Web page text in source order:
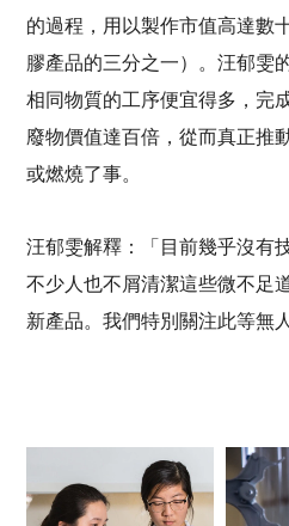
的過程，用以製作市值高達數
膠產品的三分之一）。汪郁雯
相同物質的工序便宜得多，完
廢物價值達百倍，從而真正推
或燃燒了事。
汪郁雯解釋：「目前幾乎沒有
不少人也不屑清潔這些微不足
新產品。我們特別關注此等無